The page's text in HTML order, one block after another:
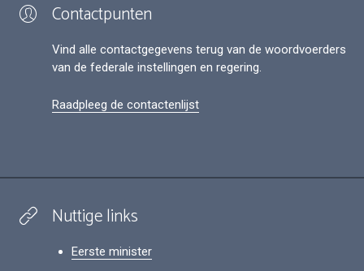
Contactpunten
Vind alle contactgegevens terug van de woordvoerders
van de federale instellingen en regering.
Raadpleeg de contactenlijst
Nuttige links
Eerste minister